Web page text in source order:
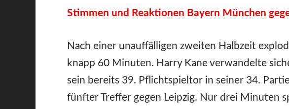
Stimmen und Reaktionen Bayern München
Nach einer unauffälligen zweiten Halbzeit
knapp 60 Minuten. Harry Kane verwandelte
sein bereits 39. Pflichtspieltor in seiner 34.
fünfter Treffer gegen Leipzig. Nur drei Minuten